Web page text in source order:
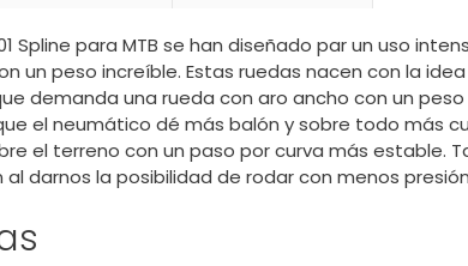
Spline para MTB se han diseñado par un uso
un peso increíble. Estas ruedas nacen con la
demanda una rueda con aro ancho con un
el neumático dé más balón y sobre todo más
el terreno con un paso por curva más estable.
darnos la posibilidad de rodar con menos